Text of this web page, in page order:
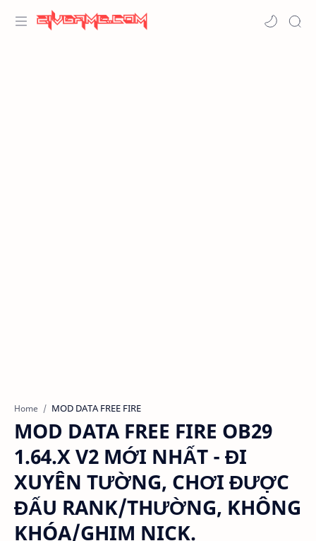
Home MOD DATA FREE FIRE
MOD DATA FREE FIRE OB29
1.64.X V2 MỚI NHẤT - ĐI
XUYÊN TƯỜNG, CHƠI ĐƯỢC
ĐẤU RANK/THƯỜNG, KHÔNG
KHÓA/GHIM NICK.